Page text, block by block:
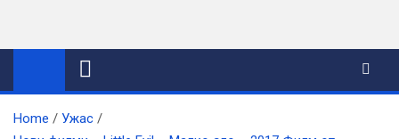
content
Home
Ужас